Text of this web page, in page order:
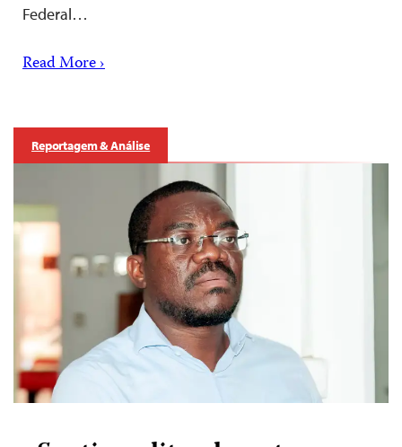
Federal…
Read More ›
Reportagem & Análise